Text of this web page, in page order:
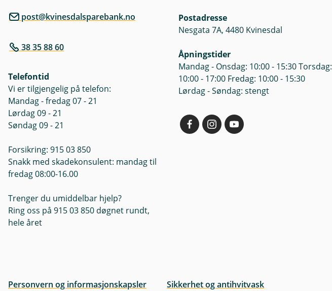
post@kvinesdalsparebank.no
38 35 88 60
Telefontid
Vi er tilgjengelig på telefon:
Mandag - fredag 07 - 21
Lørdag 09 - 21
Søndag 09 - 21
Forsikring: 915 03 850
Snakk med skadekonsulent: mandag til
fredag 08:00-16.00
Trenger du umiddelbar hjelp?
Ring oss på 915 03 850 døgnet rundt,
hele året
Postadresse
Nesgata 7A, 4480 Kvinesdal
Åpningstider
Mandag - Onsdag: 10:00 - 15:30 Torsdag:
10:00 - 17:00 Fredag: 10:00 - 15:30
Lørdag - Søndag: stengt
Personvern og informasjonskapsler Sikkerhet og antihvitvask